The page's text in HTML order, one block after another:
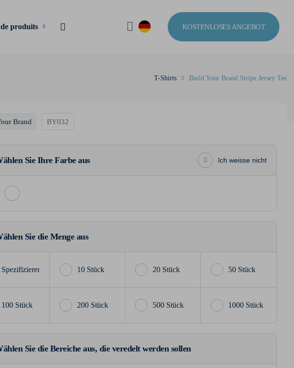
produits KOSTENLOSES ANGEBOT
T-Shirts Build Your Brand Stripe Jersey Tee
Brand BY032
Sie Ihre Farbe aus Ich weisse nicht
Sie die Menge aus
10 Stück 20 Stück 50 Stück
100 Stück 200 Stück 500 Stück 1000 Stück
Sie die Bereiche aus, die veredelt werden sollen